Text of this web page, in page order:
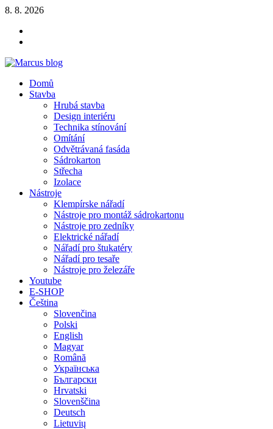
Skip
content
8. 8. 2026
NÁRADIE
Marcus blog
Stavebné profily, náradie, izolácie
Domů
Stavba
Hrubá stavba
Design interiéru
Technika stínování
Omítání
Odvětrávaná fasáda
Sádrokarton
Střecha
Izolace
Nástroje
Klempírske nářadí
Nástroje pro montáž sádrokartonu
Nástroje pro zedníky
Elektrické nářadí
Nářadí pro štukatéry
Nářadí pro tesaře
Nástroje pro železáře
Youtube
E-SHOP
Čeština
Slovenčina
Polski
English
Magyar
Română
Українська
Български
Hrvatski
Slovenščina
Deutsch
Lietuvių